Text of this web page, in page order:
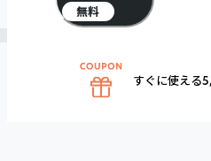
無料
すぐに使える